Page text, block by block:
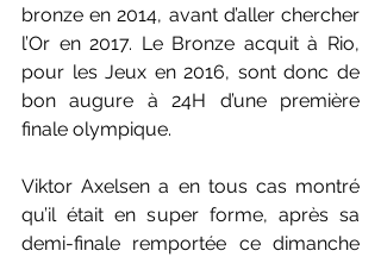
bronze en 2014, avant d’aller chercher
l’Or en 2017. Le Bronze acquit à Rio,
pour les Jeux en 2016, sont donc de
bon augure à 24H d’une première
finale olympique.
Viktor Axelsen a en tous cas montré
qu’il était en super forme, après sa
demi-finale remportée ce dimanche